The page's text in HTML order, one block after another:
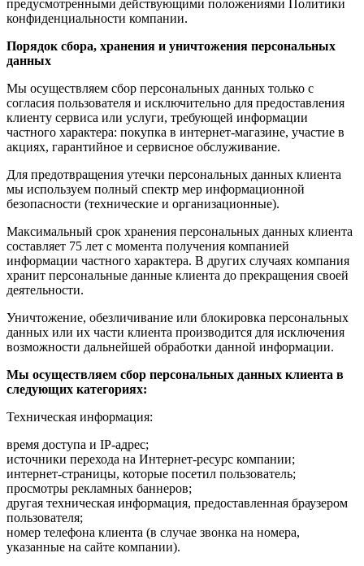
предусмотренными действующими положениями Политики
конфиденциальности компании.
Порядок сбора, хранения и уничтожения персональных
данных
Мы осуществляем сбор персональных данных только с
согласия пользователя и исключительно для предоставления
клиенту сервиса или услуги, требующей информации
частного характера: покупка в интернет-магазине, участие в
акциях, гарантийное и сервисное обслуживание.
Для предотвращения утечки персональных данных клиента
мы используем полный спектр мер информационной
безопасности (технические и организационные).
Максимальный срок хранения персональных данных клиента
составляет 75 лет с момента получения компанией
информации частного характера. В других случаях компания
хранит персональные данные клиента до прекращения своей
деятельности.
Уничтожение, обезличивание или блокировка персональных
данных или их части клиента производится для исключения
возможности дальнейшей обработки данной информации.
Мы осуществляем сбор персональных данных клиента в
следующих категориях:
Техническая информация:
время доступа и IP-адрес;
источники перехода на Интернет-ресурс компании;
интернет-страницы, которые посетил пользователь;
просмотры рекламных баннеров;
другая техническая информация, предоставленная браузером
пользователя;
номер телефона клиента (в случае звонка на номера,
указанные на сайте компании).